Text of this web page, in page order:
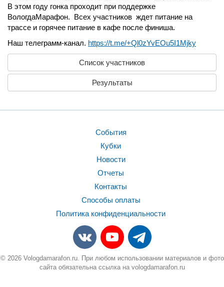
В этом году гонка проходит при поддержке
ВологдаМарафон. Всех участников ждет питание на
трассе и горячее питание в кафе после финиша.
Наш телеграмм-канал. https://t.me/+Ql0zYvEOu5I1Mjky
Список участников
Результаты
События
Кубки
Новости
Отчеты
Контакты
Способы оплаты
Политика конфиденциальности
© 2026 Vologdamarafon.ru. При любом использовании материалов и фото
сайта обязательна ссылка на vologdamarafon.ru